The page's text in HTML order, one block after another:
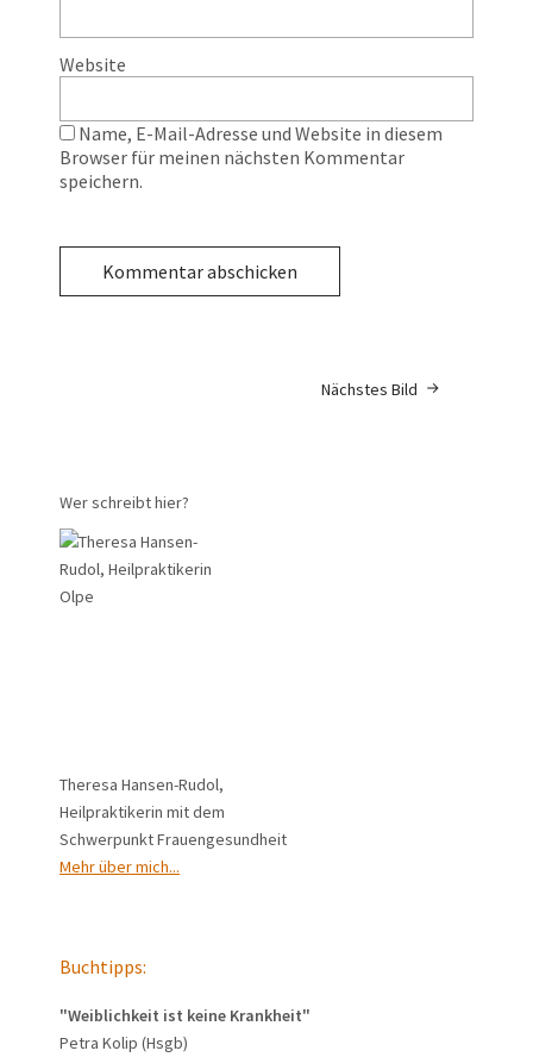
Website
Name, E-Mail-Adresse und Website in diesem
Browser für meinen nächsten Kommentar
speichern.
Nächstes Bild
Wer schreibt hier?
Theresa Hansen-Rudol,
Heilpraktikerin mit dem
Schwerpunkt Frauengesundheit
Mehr über mich...
Buchtipps:
"Weiblichkeit ist keine Krankheit"
Petra Kolip (Hsgb)